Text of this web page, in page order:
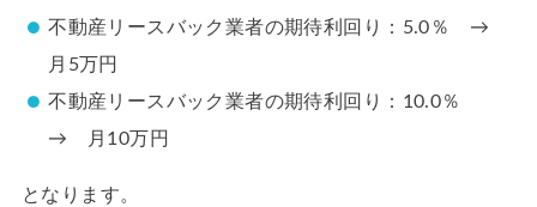
不動産リースバック業者の期待利回り：5.0％ →
月5万円
不動産リースバック業者の期待利回り：10.0％
→ 月10万円
となります。